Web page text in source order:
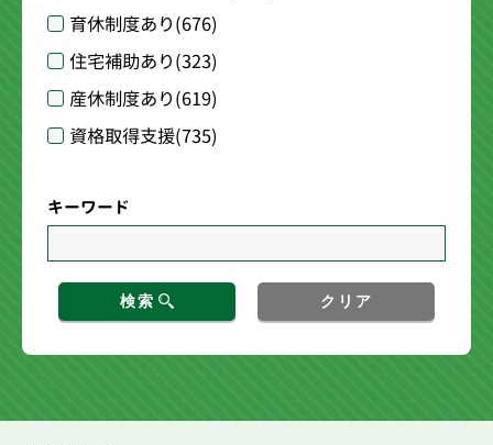
育休制度あり(676)
住宅補助あり(323)
産休制度あり(619)
資格取得支援(735)
キーワード
検索 クリア